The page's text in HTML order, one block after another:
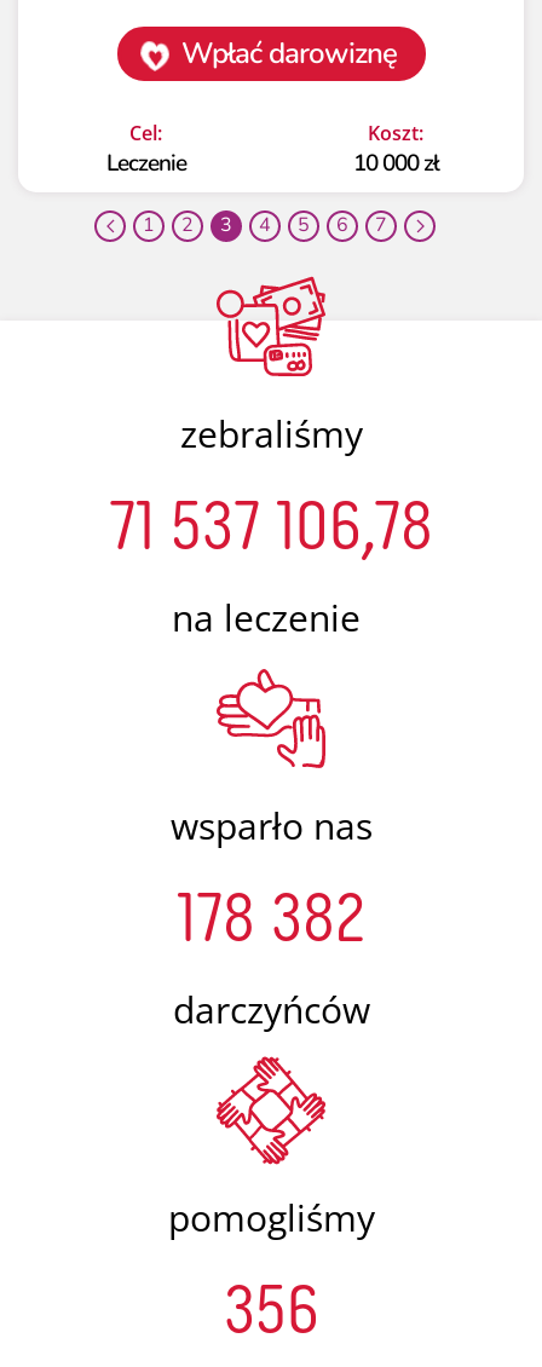
Wpłać darowiznę
Cel:
Leczenie
Koszt:
10 000 zł
1 2 3 4 5 6 7
zebraliśmy
71 537 106,78
na leczenie
wsparło nas
178 382
darczyńców
pomogliśmy
356